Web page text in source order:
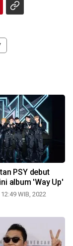
PSY debut
album 'Way Up'
WIB, 2022